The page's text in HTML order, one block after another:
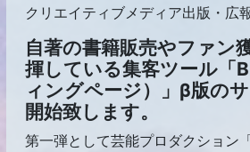
クリエイティブメディア出版・広
自著の書籍販売やファン
揮している集客ツール「
ィングページ）」β版の
開始致します。
第一弾として芸能プロダクション